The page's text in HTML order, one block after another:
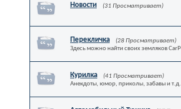
Новости (31 Просматривает)
Перекличка
(28 Просматривает)
Здесь можно найти своих земляков
Курилка
(41 Просматривает)
Анекдоты, юмор, приколы, забавы и т.д.